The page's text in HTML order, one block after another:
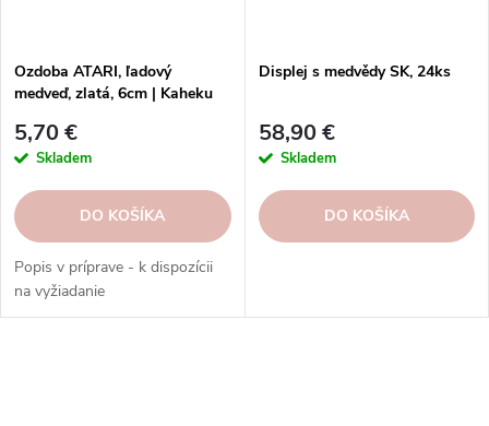
Ozdoba ATARI, ľadový
medveď, zlatá, 6cm | Kaheku
5,70 €
Skladem
DO KOŠÍKA
Popis v príprave - k dispozícii
na vyžiadanie
Displej s medvědy SK, 24ks
58,90 €
Skladem
DO KOŠÍKA